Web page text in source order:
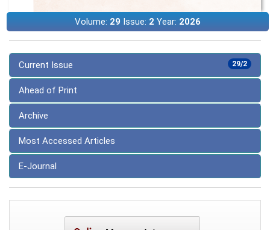
Volume: 29Issue: 2 Year: 2026
29/2
Current Issue
Ahead of Print
Archive
Most Accessed Articles
E-Journal